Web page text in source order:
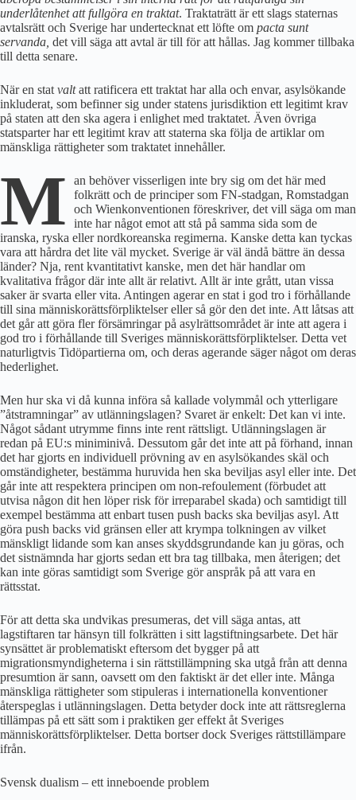
underlåtenhet att fullgöra en traktat. Traktaträtt är ett slags staternas
avtalsrätt och Sverige har undertecknat ett löfte om pacta sunt
servanda, det vill säga att avtal är till för att hållas. Jag kommer tillbaka
till detta senare.
När en stat valtatt ratificera ett traktat har alla och envar, asylsökande
inkluderat, som befinner sig under statens jurisdiktion ett legitimt krav
på staten att den ska agera i enlighet med traktatet. Även övriga
statsparter har ett legitimt krav att staterna ska följa de artiklar om
mänskliga rättigheter som traktatet innehåller.
M
an behöver visserligen inte bry sig om det här med
folkrätt och de principer som FN-stadgan, Romstadgan
och Wienkonventionen föreskriver, det vill säga om man
inte har något emot att stå på samma sida som de
iranska, ryska eller nordkoreanska regimerna. Kanske detta kan tyckas
vara att hårdra det lite väl mycket. Sverige är väl ändå bättre än dessa
länder? Nja, rent kvantitativt kanske, men det här handlar om
kvalitativa frågor där inte allt är relativt. Allt är inte grått, utan vissa
saker är svarta eller vita. Antingen agerar en stat i god tro i förhållande
till sina människorättsförpliktelser eller så gör den det inte. Att låtsas att
det går att göra fler försämringar på asylrättsområdet är inte att agera i
god tro i förhållande till Sveriges människorättsförpliktelser. Detta vet
naturligtvis Tidöpartierna om, och deras agerande säger något om deras
hederlighet.
Men hur ska vi då kunna införa så kallade volymmål och ytterligare
”åtstramningar” av utlänningslagen? Svaret är enkelt: Det kan vi inte.
Något sådant utrymme finns inte rent rättsligt. Utlänningslagen är
redan på EU:s miniminivå. Dessutom går det inte att på förhand, innan
det har gjorts en individuell prövning av en asylsökandes skäl och
omständigheter, bestämma huruvida hen ska beviljas asyl eller inte. Det
går inte att respektera principen om non-refoulement (förbudet att
utvisa någon dit hen löper risk för irreparabel skada) och samtidigt till
exempel bestämma att enbart tusen push backs ska beviljas asyl. Att
göra push backs vid gränsen eller att krympa tolkningen av vilket
mänskligt lidande som kan anses skyddsgrundande kan ju göras, och
det sistnämnda har gjorts sedan ett bra tag tillbaka, men återigen; det
kan inte göras samtidigt som Sverige gör anspråk på att vara en
rättsstat.
För att detta ska undvikas presumeras, det vill säga antas, att
lagstiftaren tar hänsyn till folkrätten i sitt lagstiftningsarbete. Det här
synsättet är problematiskt eftersom det bygger på att
migrationsmyndigheterna i sin rättstillämpning ska utgå från att denna
presumtion är sann, oavsett om den faktiskt är det eller inte. Många
mänskliga rättigheter som stipuleras i internationella konventioner
återspeglas i utlänningslagen. Detta betyder dock inte att rättsreglerna
tillämpas på ett sätt som i praktiken ger effekt åt Sveriges
människorättsförpliktelser. Detta bortser dock Sveriges rättstillämpare
ifrån.
Svensk dualism – ett inneboende problem